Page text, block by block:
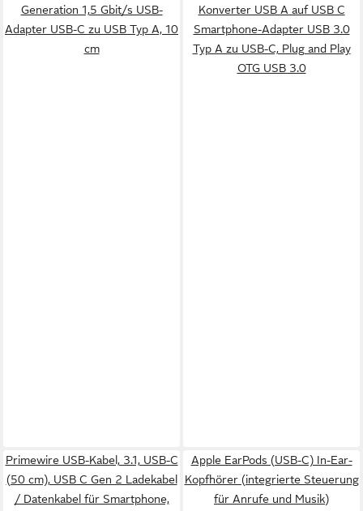
Generation 1,5 Gbit/s USB-
Adapter USB-C zu USB Typ A, 10
cm
Konverter USB A auf USB C
Smartphone-Adapter USB 3.0
Typ A zu USB-C, Plug and Play
OTG USB 3.0
Primewire USB-Kabel, 3.1, USB-C
(50 cm), USB C Gen 2 Ladekabel
/ Datenkabel für Smartphone,
Apple EarPods (USB-C) In-Ear-
Kopfhörer (integrierte Steuerung
für Anrufe und Musik)